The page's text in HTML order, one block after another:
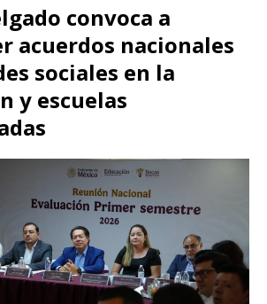
convoca a
acuerdos nacionales
sociales en la
y escuelas